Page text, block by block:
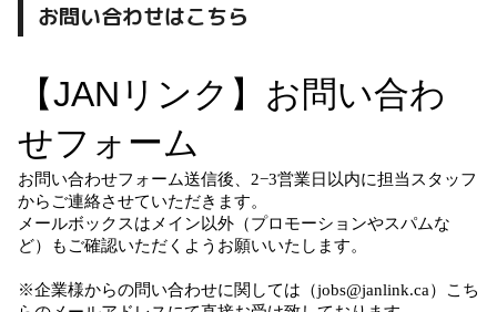
お問い合わせはこちら